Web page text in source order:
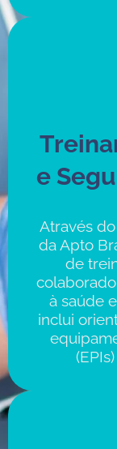
e
Através
da Apto
de
à saúde
inclui